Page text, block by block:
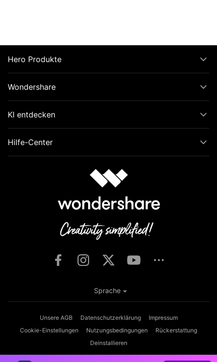
Hero Produkte
Wondershare
KI entdecken
Hilfe-Center
Unsere AGB Datenschutzerklärung
Impressum
Cookie-Einstellungen
Nutzungsbedingungen
Rückerstattung
Deinstallieren
Sprache